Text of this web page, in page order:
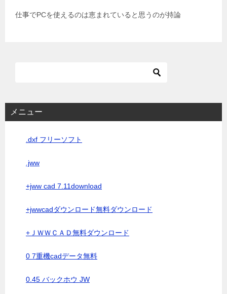
仕事でPCを使えるのは恵まれていると思うのが持論
メニュー
.dxf フリーソフト
.jww
+jww cad 7.11download
+jwwcadダウンロード無料ダウンロード
+ＪＷＷＣＡＤ無料ダウンロード
0 7重機cadデータ無料
0.45 バックホウ JW